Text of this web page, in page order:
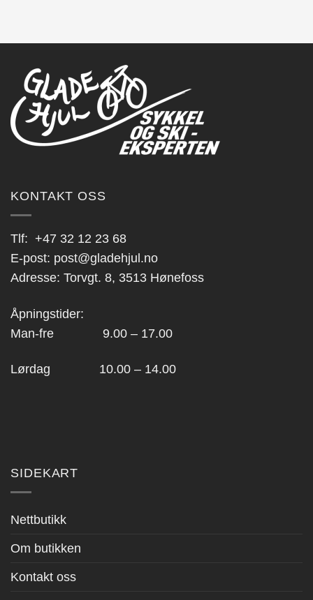
KONTAKT OSS
Tlf: +47 32 12 23 68
E-post: post@gladehjul.no
Adresse: Torvgt. 8, 3513 Hønefoss
Åpningstider:
Man-fre 9.00 – 17.00
Lørdag 10.00 – 14.00
SIDEKART
Nettbutikk
Om butikken
Kontakt oss